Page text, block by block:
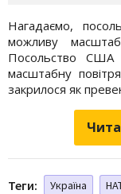
Нагадаємо,
можливу
Посольство США
масштабну
закрилося як
Теги: Україна